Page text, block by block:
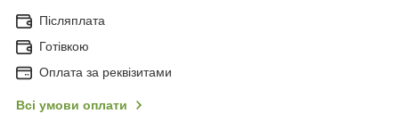
Післяплата
Готівкою
Оплата за реквізитами
Всі умови оплати